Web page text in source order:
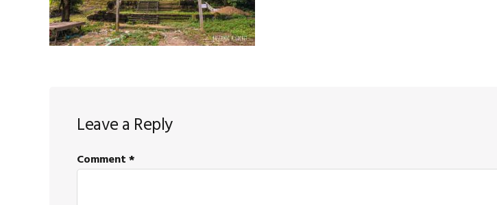
Interactions
Leave a Reply
Comment*